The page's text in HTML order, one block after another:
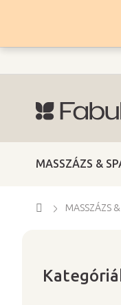
tartalomhoz
MASSZÁZS &
Kezdőlap
MASSZÁZS
átugrása